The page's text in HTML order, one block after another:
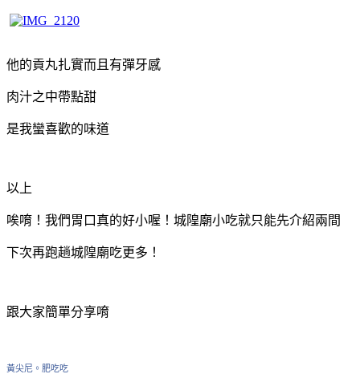
他的貢丸扎實而且有彈牙感
肉汁之中帶點甜
是我蠻喜歡的味道
以上
唉唷！我們胃口真的好小喔！城隍廟小吃就只能先介紹兩間
下次再跑趟城隍廟吃更多！
跟大家簡單分享唷
黃尖尼。肥吃吃